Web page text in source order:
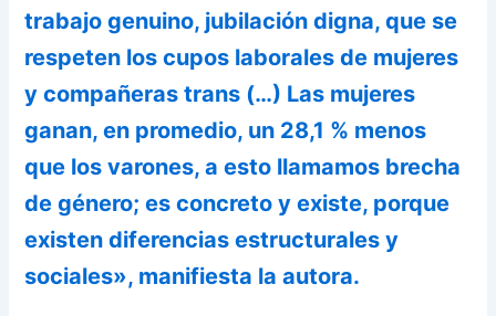
trabajo genuino, jubilación digna, que se
respeten los cupos laborales de mujeres
y compañeras trans (…) Las mujeres
ganan, en promedio, un 28,1 % menos
que los varones, a esto llamamos brecha
de género; es concreto y existe, porque
existen diferencias estructurales y
sociales», manifiesta la autora.